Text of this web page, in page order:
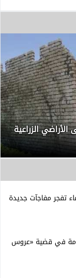
تعدي على الأراضي الزراعية
تفجر مفاجآت جديدة
في قضية «عروس